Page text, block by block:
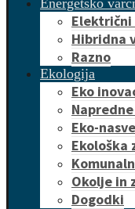
Energetsko
Hibridna
Razno
Ekologija
Eko
Eko-
Ekološka
Okolje in
Dogodki